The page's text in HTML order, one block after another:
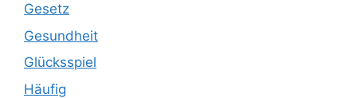
Gesetz
Gesundheit
Glücksspiel
Häufig